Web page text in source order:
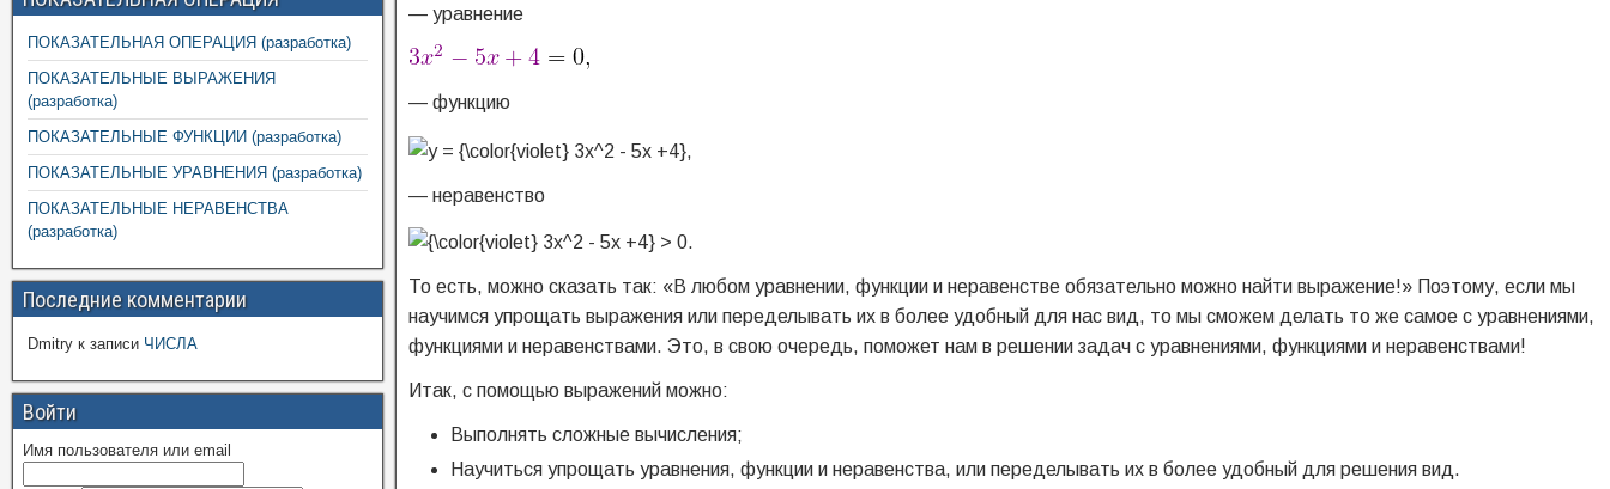
— уравнение
— функцию
— неравенство
То есть, можно сказать так: «В любом уравнении, функции и неравенстве обязательно можно найти выражение!» Поэтому, если мы
научимся упрощать выражения или переделывать их в более удобный для нас вид, то мы сможем делать то же самое с уравнениями,
функциями и неравенствами. Это, в свою очередь, поможет нам в решении задач с уравнениями, функциями и неравенствами!
Итак, с помощью выражений можно:
Выполнять сложные вычисления;
Научиться упрощать уравнения, функции и неравенства, или переделывать их в более удобный для решения вид.
ПОКАЗАТЕЛЬНАЯ ОПЕРАЦИЯ (разработка)
ПОКАЗАТЕЛЬНЫЕ ВЫРАЖЕНИЯ
(разработка)
ПОКАЗАТЕЛЬНЫЕ ФУНКЦИИ (разработка)
ПОКАЗАТЕЛЬНЫЕ УРАВНЕНИЯ (разработка)
ПОКАЗАТЕЛЬНЫЕ НЕРАВЕНСТВА
(разработка)
Последние комментарии
Dmitry к записи ЧИСЛА
Войти
Имя пользователя или email